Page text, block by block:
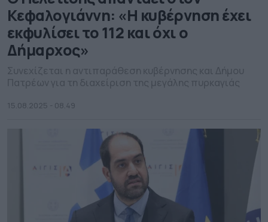
Κεφαλογιάννη: «Η κυβέρνηση έχει
εκφυλίσει το 112 και όχι ο
Δήμαρχος»
15.08.2025 - 08.49